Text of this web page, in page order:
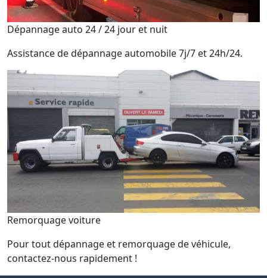
Dépannage auto 24 / 24 jour et nuit
Assistance de dépannage automobile 7j/7 et 24h/24.
Remorquage voiture
Pour tout dépannage et remorquage de véhicule,
contactez-nous rapidement !